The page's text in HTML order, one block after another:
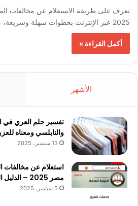
تعرف على طريقة الاستعلام عن مخالفات
2025 عبر الإنترنت بخطوات سهلة وسريعة، مع شرح طرق…
أكمل القراءة »
الأشهر
تفسير حلم العري في
والنابلسي ومعناه
13 سبتمبر، 2025
استعلام عن مخالفات
مصر 2025 – الدليل الشامل
5 سبتمبر، 2025